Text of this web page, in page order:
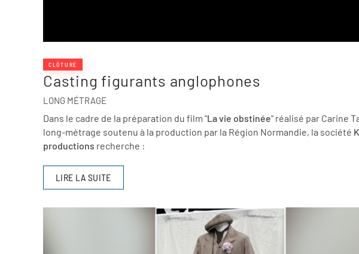
CLÔTURÉ
Casting figurants anglophones
LONG MÉTRAGE
Dans le cadre de la préparation du film "La vie obstinée" réalisé par Carine
long-métrage soutenu à la production par la Région Normandie, la société
productions recherche :
LIRE LA SUITE